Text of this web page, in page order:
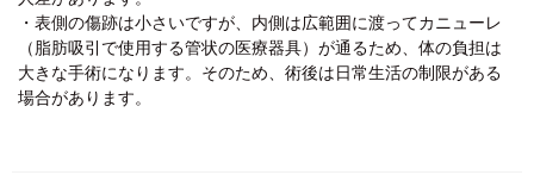
・表側の傷跡は小さいですが、内側は広範囲に渡ってカニューレ
（脂肪吸引で使用する管状の医療器具）が通るため、体の負担は
大きな手術になります。そのため、術後は日常生活の制限がある
場合があります。